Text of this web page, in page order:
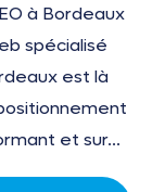
à Bordeaux
spécialisé
est là
et sur...